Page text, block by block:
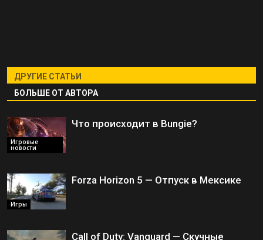
ДРУГИЕ СТАТЬИ
БОЛЬШЕ ОТ АВТОРА
Игровые
новости
Что происходит в Bungie?
Игры
Forza Horizon 5 — Отпуск в Мексике
Call of Duty: Vanguard — Скучные